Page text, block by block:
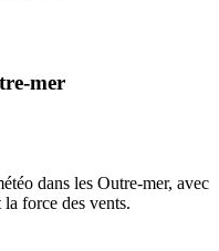
mer
dans les Outre-mer, avec
force des vents.